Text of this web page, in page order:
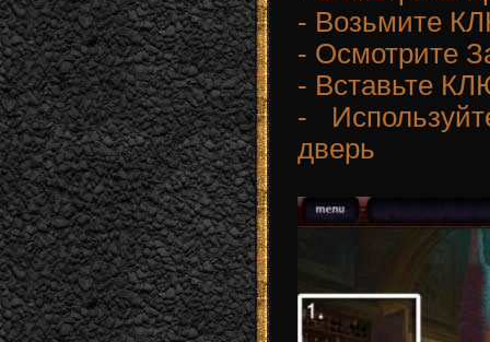
- Возьмите
- Осмотрите
- Вставьте
-
дверь